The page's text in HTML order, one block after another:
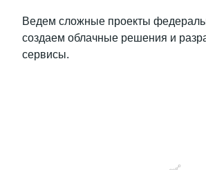
Ведем сложные проекты
создаем облачные решения и
сервисы.